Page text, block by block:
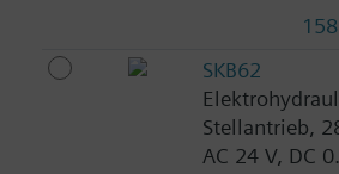
SKB62
Stellantrieb,
AC 24 V, DC